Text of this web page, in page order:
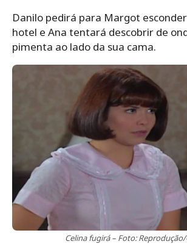
Danilo pedirá para Margot
hotel e Ana tentará descobrir de
pimenta ao lado da sua cama.
Celina fugirá – Foto: